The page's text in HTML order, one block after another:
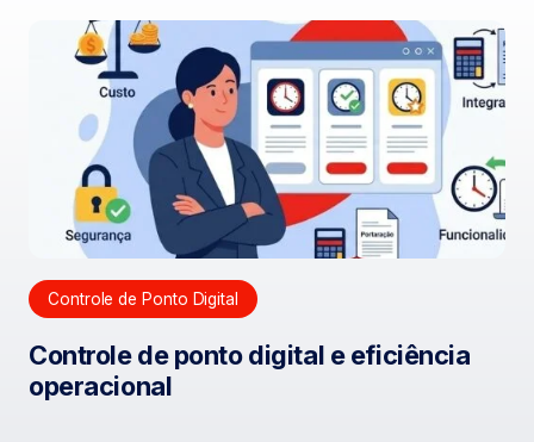
Controle de Ponto Digital
Controle de ponto digital e eficiência
operacional